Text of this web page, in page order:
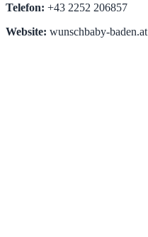
Telefon: +43 2252 206857
Website: wunschbaby-baden.at